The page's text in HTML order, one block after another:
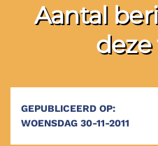
Aantal
deze
GEPUBLICEERD OP:
WOENSDAG 30-11-2011